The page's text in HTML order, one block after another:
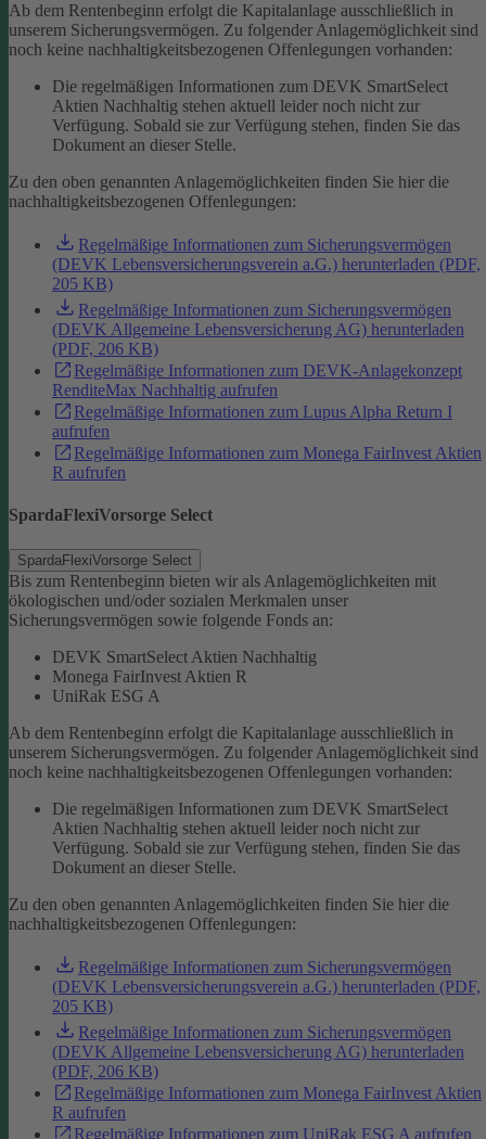
Ab dem Rentenbeginn erfolgt die Kapitalanlage ausschließlich in
unserem Sicherungsvermögen. Zu folgender Anlagemöglichkeit sind
noch keine nachhaltigkeitsbezogenen Offenlegungen vorhanden:
Die regelmäßigen Informationen zum DEVK SmartSelect
Aktien Nachhaltig stehen aktuell leider noch nicht zur
Verfügung. Sobald sie zur Verfügung stehen, finden Sie das
Dokument an dieser Stelle.
Zu den oben genannten Anlagemöglichkeiten finden Sie hier die
nachhaltigkeitsbezogenen Offenlegungen:
Regelmäßige Informationen zum Sicherungsvermögen
(DEVK Lebensversicherungsverein a.G.) herunterladen (PDF,
205 KB)
Regelmäßige Informationen zum Sicherungsvermögen
(DEVK Allgemeine Lebensversicherung AG) herunterladen
(PDF, 206 KB)
Regelmäßige Informationen zum DEVK-Anlagekonzept
RenditeMax Nachhaltig aufrufen
Regelmäßige Informationen zum Lupus Alpha Return I
aufrufen
Regelmäßige Informationen zum Monega FairInvest Aktien
R aufrufen
SpardaFlexiVorsorge Select
SpardaFlexiVorsorge Select
Bis zum Rentenbeginn bieten wir als Anlagemöglichkeiten mit
ökologischen und/oder sozialen Merkmalen unser
Sicherungsvermögen sowie folgende Fonds an:
DEVK SmartSelect Aktien Nachhaltig
Monega FairInvest Aktien R
UniRak ESG A
Ab dem Rentenbeginn erfolgt die Kapitalanlage ausschließlich in
unserem Sicherungsvermögen. Zu folgender Anlagemöglichkeit sind
noch keine nachhaltigkeitsbezogenen Offenlegungen vorhanden:
Die regelmäßigen Informationen zum DEVK SmartSelect
Aktien Nachhaltig stehen aktuell leider noch nicht zur
Verfügung. Sobald sie zur Verfügung stehen, finden Sie das
Dokument an dieser Stelle.
Zu den oben genannten Anlagemöglichkeiten finden Sie hier die
nachhaltigkeitsbezogenen Offenlegungen:
Regelmäßige Informationen zum Sicherungsvermögen
(DEVK Lebensversicherungsverein a.G.) herunterladen (PDF,
205 KB)
Regelmäßige Informationen zum Sicherungsvermögen
(DEVK Allgemeine Lebensversicherung AG) herunterladen
(PDF, 206 KB)
Regelmäßige Informationen zum Monega FairInvest Aktien
R aufrufen
Regelmäßige Informationen zum UniRak ESG A aufrufen